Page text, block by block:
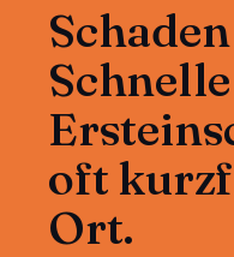
Schnelle
oft
Ort.